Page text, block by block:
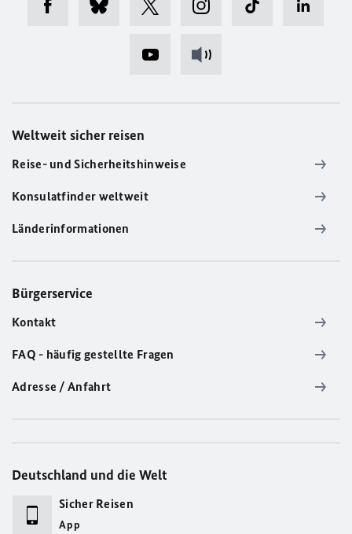
Weltweit sicher reisen
Reise- und Sicherheitshinweise
Konsulatfinder weltweit
Länderinformationen
Bürgerservice
Kontakt
FAQ - häufig gestellte Fragen
Adresse / Anfahrt
Deutschland und die Welt
Sicher Reisen
App